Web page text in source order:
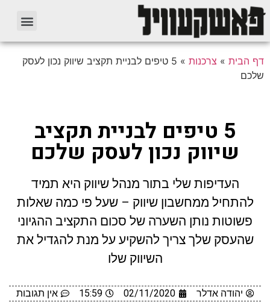
דף הבית » צרכנות »
5 טיפים לבניית תקציב שיווק נכון לעסק
שלכם
5 טיפים לבניית תקציב
שיווק נכון לעסק שלכם
העדיפות שלי בתור מנהל שיווק היא תמיד
להתחיל ממחשבון שיווק – שעל פי כמה שאלות
פשוטות נותן השערה של סכום התקציב ההגיוני
שהעסק שלך צריך להשקיע על מנת להגדיל את
השיווק שלו
יהודה אדלר 02/11/2020
15:59 אין תגובות